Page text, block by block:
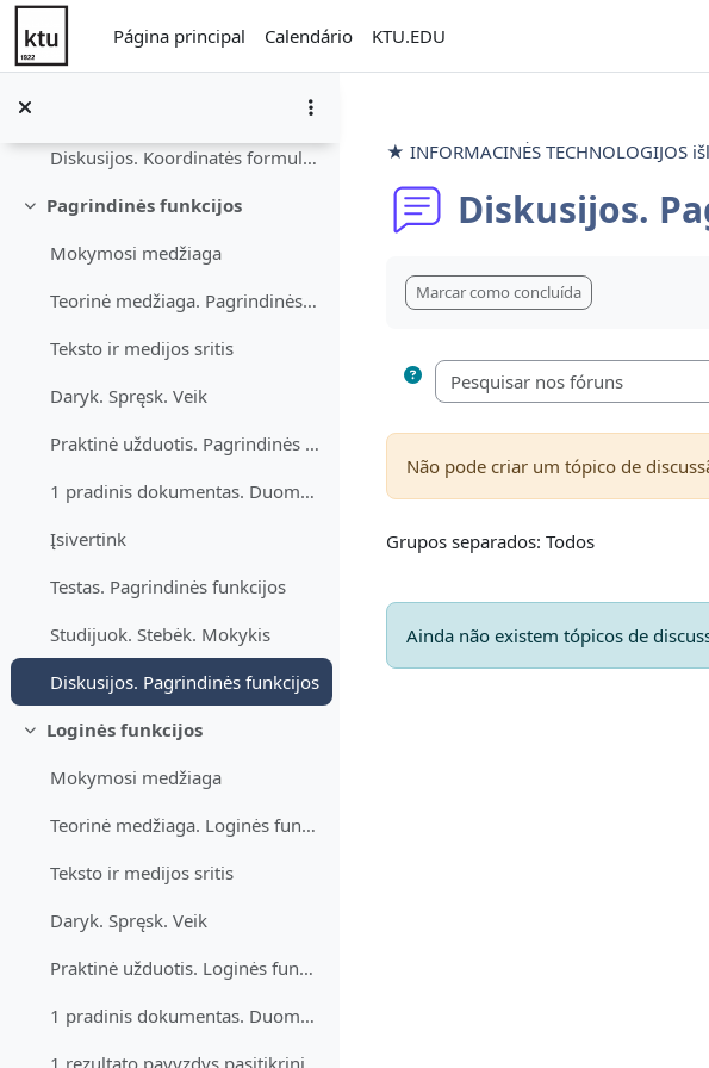
Ir para o conteúdo principal
Página principal
Calendário KTU.EDU
Įsivertink
Testas. Koordinatės formulėse
Diskusijos. Koordinatės formulėse
Contrair
Pagrindinės funkcijos
Mokymosi medžiaga
Teorinė medžiaga. Pagrindinės funkcijos
Teksto ir medijos sritis
Daryk. Spręsk. Veik
Praktinė užduotis. Pagrindinės funkcijos
1 pradinis dokumentas. Duomenys užduočiai atlikti. Pagrindinės funkcijos
Įsivertink
Testas. Pagrindinės funkcijos
Studijuok. Stebėk. Mokykis
Diskusijos. Pagrindinės funkcijos
Contrair
Loginės funkcijos
Mokymosi medžiaga
Teorinė medžiaga. Loginės funkcijos
Teksto ir medijos sritis
Daryk. Spręsk. Veik
Praktinė užduotis. Loginės funkcijos
1 pradinis dokumentas. Duomenys užduočiai atlikti. Loginės funkcijos
★ INFORMACINĖS TECHNOLOGIJOS
Diskusijos.
Marcar como concluída
Não pode criar um tópico de
Grupos separados: Todos
Ainda não existem tópicos de